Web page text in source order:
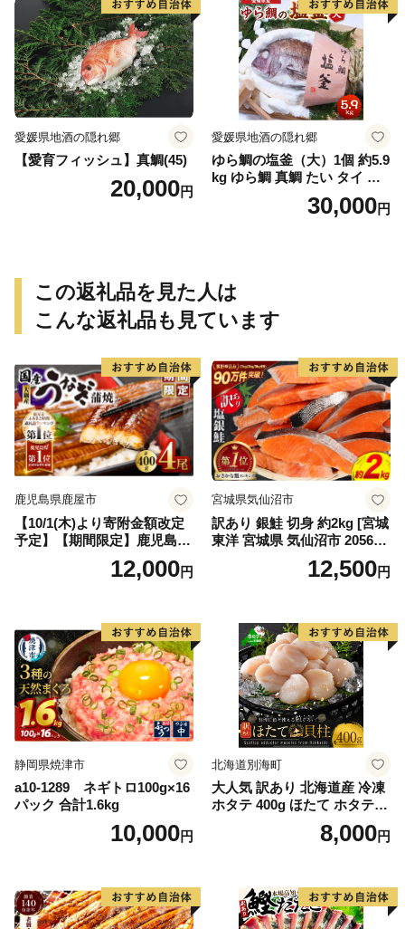
愛媛県地酒の隠れ郷
【愛育フィッシュ】真鯛(45)
20,000円
愛媛県地酒の隠れ郷
ゆら鯛の塩釜（大）1個 約5.9
kg ゆら鯛 真鯛 たい タイ 鯛
塩釜焼き 塩釜 魚 魚介類 海鮮
祝い事 お祝い ハレの日 食品
30,000円
この返礼品を見た人は
こんな返礼品も見ています
鹿児島県鹿屋市
【10/1(木)より寄附金額改定
予定】【期間限定】鹿児島県
大隅産うなぎ蒲焼4尾（400
g） KN007-02312,000円
宮城県気仙沼市
訳あり 銀鮭 切身 約2kg [宮城
東洋 宮城県 気仙沼市 205649
91] 鮭 魚介類 海鮮 訳アリ 規
格外 不揃い さけ サケ 鮭切身
切り身 魚 わけあり
12,500円
静岡県焼津市
a10-1289 ネギトロ100g×16
パック 合計1.6kg
10,000円
北海道別海町
大人気 訳あり 北海道産 冷凍
ホタテ 400g ほたて ホタテ
8,000円